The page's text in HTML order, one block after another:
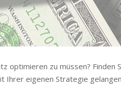
optimieren zu müssen? Finden
Ihrer eigenen Strategie